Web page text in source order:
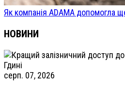
Як компанія ADAMA допомогла
НОВИНИ
серп. 07, 2026